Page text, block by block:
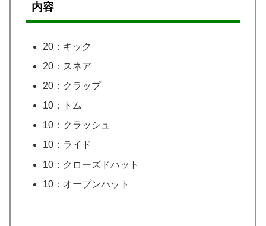
内容
20：キック
20：スネア
20：クラップ
10：トム
10：クラッシュ
10：ライド
10：クローズドハット
10：オープンハット